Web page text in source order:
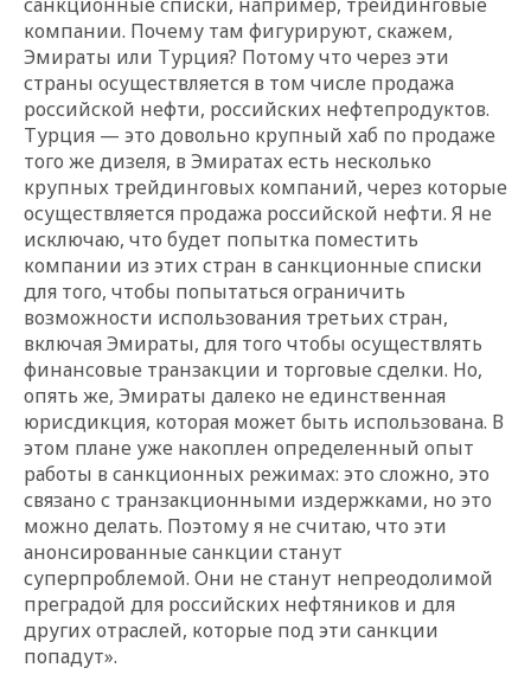
компании. Почему там фигурируют, скажем,
Эмираты или Турция? Потому что через эти
страны осуществляется в том числе продажа
российской нефти, российских нефтепродуктов.
Турция — это довольно крупный хаб по продаже
того же дизеля, в Эмиратах есть несколько
крупных трейдинговых компаний, через которые
осуществляется продажа российской нефти. Я не
исключаю, что будет попытка поместить
компании из этих стран в санкционные списки
для того, чтобы попытаться ограничить
возможности использования третьих стран,
включая Эмираты, для того чтобы осуществлять
финансовые транзакции и торговые сделки. Но,
опять же, Эмираты далеко не единственная
юрисдикция, которая может быть использована. В
этом плане уже накоплен определенный опыт
работы в санкционных режимах: это сложно, это
связано с транзакционными издержками, но это
можно делать. Поэтому я не считаю, что эти
анонсированные санкции станут
суперпроблемой. Они не станут непреодолимой
преградой для российских нефтяников и для
других отраслей, которые под эти санкции
попадут».